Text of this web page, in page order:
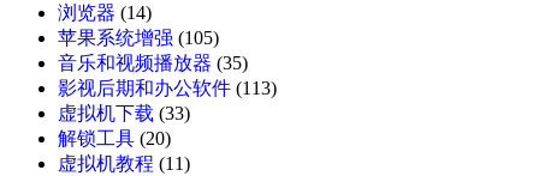
浏览器 (14)
苹果系统增强 (105)
音乐和视频播放器 (35)
影视后期和办公软件 (113)
虚拟机下载 (33)
解锁工具 (20)
虚拟机教程 (11)